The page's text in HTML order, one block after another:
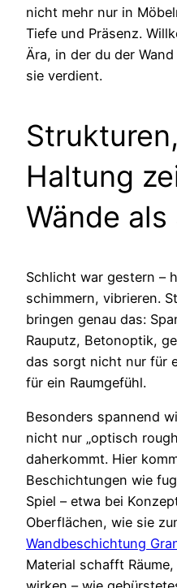
nicht mehr nur in
Tiefe und Präsenz.
Ära, in der du der
sie verdient.
Haltung
Wände
Schlicht war gestern –
schimmern, vibrieren.
bringen genau das:
Rauputz, Betonoptik,
das sorgt nicht nur für
für ein Raumgefühl.
Besonders spannend
nicht nur „optisch
daherkommt. Hier
Beschichtungen wie
Spiel – etwa bei
Oberflächen, wie sie
Wandbeschichtung
Material schafft